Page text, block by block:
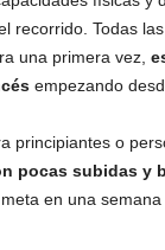
recorrido. Todas
una primera vez,
empezando
principiantes o
pocas subidas y
en una